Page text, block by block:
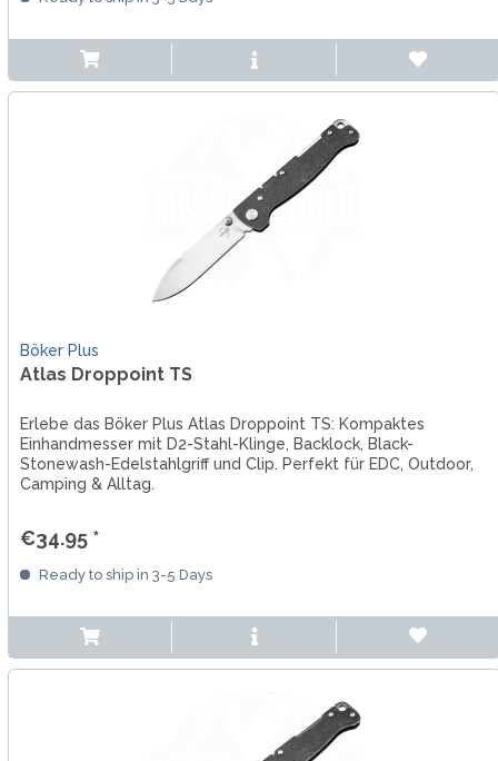
Böker Plus
Atlas Droppoint TS
Erlebe das Böker Plus Atlas Droppoint TS: Kompaktes
Einhandmesser mit D2-Stahl-Klinge, Backlock, Black-
Stonewash-Edelstahlgriff und Clip. Perfekt für EDC, Outdoor,
Camping & Alltag.
€34.95 *
Ready to ship in 3-5 Days